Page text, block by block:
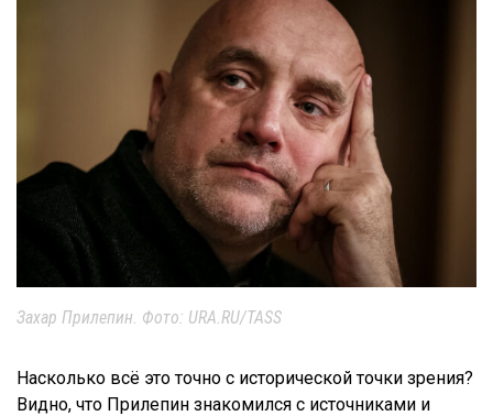
Захар Прилепин. Фото: URA.RU/TASS
Насколько всё это точно с исторической точки зрения?
Видно, что Прилепин знакомился с источниками и